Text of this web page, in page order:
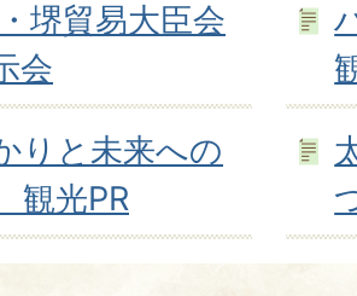
堺貿易大臣会
会
りと未来への
光PR